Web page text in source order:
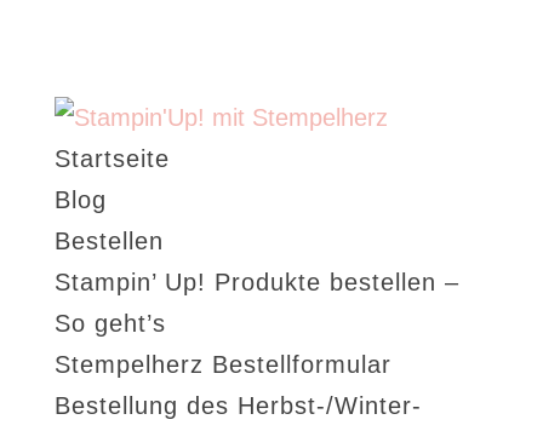
Startseite
Blog
Bestellen
Stampin’ Up! Produkte bestellen –
So geht’s
Stempelherz Bestellformular
Bestellung des Herbst-/Winter-